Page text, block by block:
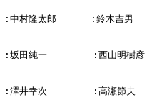
中村隆太郎      :鈴木吉男
坂田純一        :西山明樹彦
:澤井幸次        :高瀬節夫